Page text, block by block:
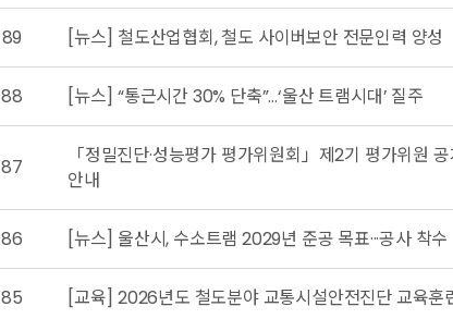
89 [뉴스] 철도산업협회, 철도 사이버보안 전문인력 양성
88 [뉴스] “통근시간 30% 단축”…‘울산 트램시대’ 질주
87
「정밀진단·성능평가 평가위원회」제2기 평가위원
안내
86 [뉴스] 울산시, 수소트램 2029년 준공 목표···공사 착수
85 [교육] 2026년도 철도분야 교통시설안전진단 교육훈